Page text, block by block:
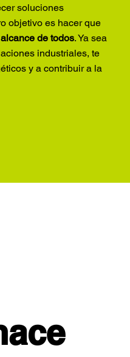
soluciones
objetivo es hacer que
de todos. Ya sea
industriales, te
y a contribuir a la